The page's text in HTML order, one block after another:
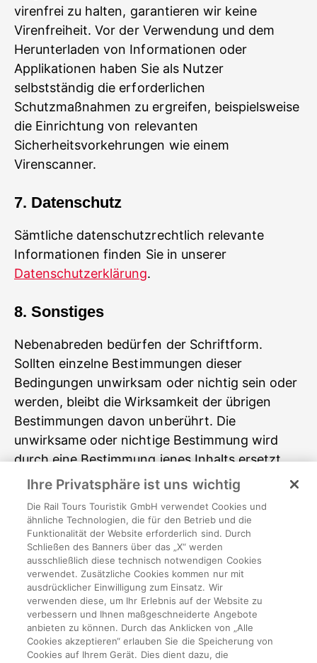
virenfrei zu halten, garantieren wir keine
Virenfreiheit. Vor der Verwendung und dem
Herunterladen von Informationen oder
Applikationen haben Sie als Nutzer
selbstständig die erforderlichen
Schutzmaßnahmen zu ergreifen, beispielsweise
die Einrichtung von relevanten
Sicherheitsvorkehrungen wie einem
Virenscanner.
7. Datenschutz
Sämtliche datenschutzrechtlich relevante
Informationen finden Sie in unserer
Datenschutzerklärung.
8. Sonstiges
Nebenabreden bedürfen der Schriftform.
Sollten einzelne Bestimmungen dieser
Bedingungen unwirksam oder nichtig sein oder
werden, bleibt die Wirksamkeit der übrigen
Bestimmungen davon unberührt. Die
unwirksame oder nichtige Bestimmung wird
durch eine Bestimmung jenes Inhalts ersetzt,
die wirtschaftlich der unwirksamen oder
Auf Lücken findet diese Regelung sinngemäß
Anwendung.
Es gilt österreichisches Recht, mit Ausnahme
der Verweisungsnormen des internationalen
Privatrechts und des UN-Kaufrechts.
Erfüllungsort und Gerichtsstand ist Wien,
sofern nicht ein Verbrauchergeschäft gemäß §
1 Konsumentenschutzgesetz vorliegt.
Ihre Privatsphäre ist uns wichtig
Die Rail Tours Touristik GmbH verwendet Cookies und
ähnliche Technologien, die für den Betrieb und die
Funktionalität der Website erforderlich sind. Durch
Schließen des Banners über das „X“ werden
ausschließlich diese technisch notwendigen Cookies
verwendet. Zusätzliche Cookies kommen nur mit
ausdrücklicher Einwilligung zum Einsatz. Wir
verwenden diese, um Ihr Erlebnis auf der Website zu
verbessern und Ihnen maßgeschneiderte Angebote
anbieten zu können. Durch das Anklicken von „Alle
Cookies akzeptieren“ erlauben Sie die Speicherung von
Cookies auf Ihrem Gerät. Dies dient dazu, die